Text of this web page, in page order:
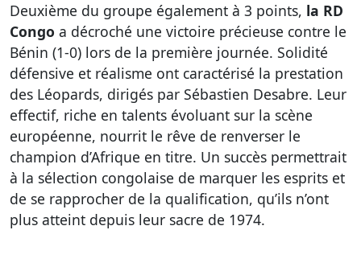
Deuxième du groupe également à 3 points, la RD
Congo a décroché une victoire précieuse contre le
Bénin (1-0) lors de la première journée. Solidité
défensive et réalisme ont caractérisé la prestation
des Léopards, dirigés par Sébastien Desabre. Leur
effectif, riche en talents évoluant sur la scène
européenne, nourrit le rêve de renverser le
champion d’Afrique en titre. Un succès permettrait
à la sélection congolaise de marquer les esprits et
de se rapprocher de la qualification, qu’ils n’ont
plus atteint depuis leur sacre de 1974.